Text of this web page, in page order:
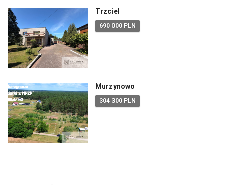
Trzciel
690 000 PLN
Murzynowo
304 300 PLN